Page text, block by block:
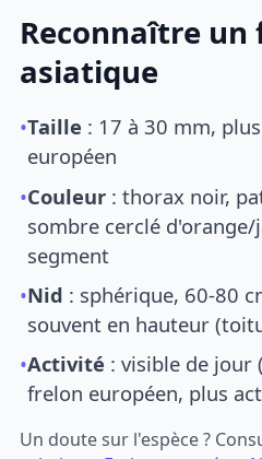
Reconnaître un
asiatique
•Taille : 17 à 30 mm,
européen
•Couleur : thorax noir,
sombre cerclé d'orange/
segment
•Nid : sphérique, 60-80
souvent en hauteur
•Activité : visible de jour
frelon européen, plus
Un doute sur l'espèce ?